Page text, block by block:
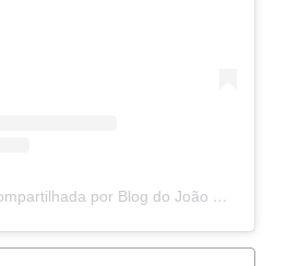
Uma publicação compartilhada por Blog do João Marcolino (@joaomarcolinoneto)